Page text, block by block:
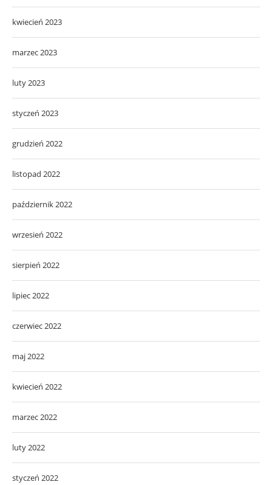
kwiecień 2023
marzec 2023
luty 2023
styczeń 2023
grudzień 2022
listopad 2022
październik 2022
wrzesień 2022
sierpień 2022
lipiec 2022
czerwiec 2022
maj 2022
kwiecień 2022
marzec 2022
luty 2022
styczeń 2022